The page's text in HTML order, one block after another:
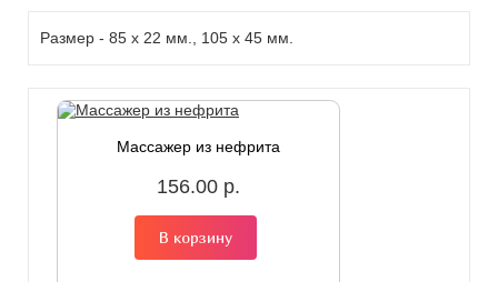
Размер - 85 х 22 мм., 105 х 45 мм.
Массажер из нефрита
156.00 р.
В корзину